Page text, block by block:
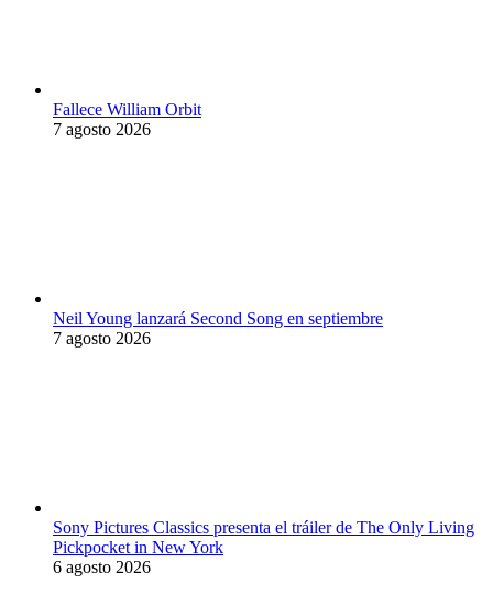
Fallece William Orbit
7 agosto 2026
Neil Young lanzará Second Song en septiembre
7 agosto 2026
Sony Pictures Classics presenta el tráiler de The Only Living
Pickpocket in New York
6 agosto 2026